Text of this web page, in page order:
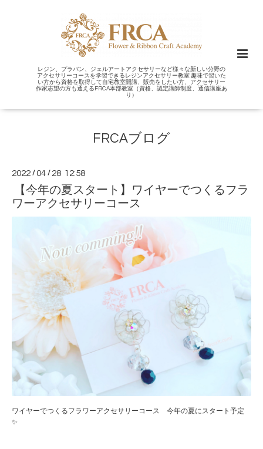
レジン、プラバン、ジェルアートアクセサリーなど様々な新しい分野の
アクセサリーコースを学習できるレジンアクセサリー教室 趣味で習いた
い方から資格を取得して自宅教室開講、販売をしたい方、アクセサリー
作家志望の方も通えるFRCA本部教室（資格、認定講師制度、通信講座あ
り）
FRCAブログ
2022 /04 / 28 12:58
【今年の夏スタート】ワイヤーでつくるフラ
ワーアクセサリーコース
ワイヤーでつくるフラワーアクセサリーコース 今年の夏にスタート予定
✨